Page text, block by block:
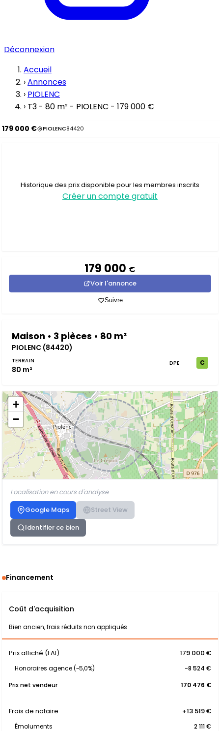
Déconnexion
Accueil
›Annonces
› PIOLENC
› T3 - 80 m² - PIOLENC - 179 000 €
179 000 € PIOLENC84420
Historique des prix disponible pour les membres inscrits
Créer un compte gratuit
179 000 €
Voir l'annonce
Suivre
Maison • 3 pièces • 80 m²
PIOLENC (84420)
TERRAIN
80 m²
DPE C
+
−
Localisation en cours d'analyse
Google Maps
Street View
Identifier ce bien
Financement
Coût d'acquisition
Bien ancien, frais réduits non appliqués
Prix affiché (FAI) 179 000 €
Honoraires agence (~5,0%)
-8 524 €
Prix net vendeur
170 476 €
Frais de notaire +13 519 €
Émoluments
2 111 €